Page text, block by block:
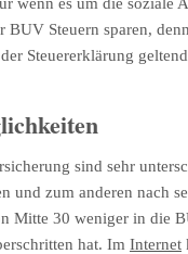
BUV Steuern sparen,
Steuererklärung
sind sehr
und zum anderen nach
Mitte 30 weniger in die
hat. Im Internet